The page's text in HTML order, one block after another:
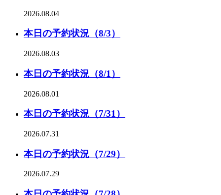
2026.08.04
本日の予約状況（8/3）
2026.08.03
本日の予約状況（8/1）
2026.08.01
本日の予約状況（7/31）
2026.07.31
本日の予約状況（7/29）
2026.07.29